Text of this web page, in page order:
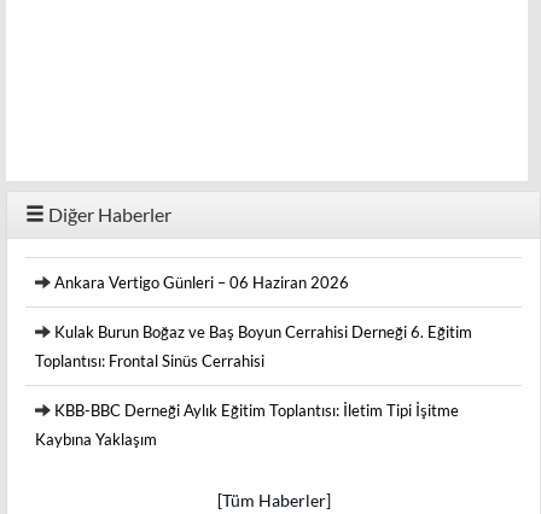
Diğer Haberler
Ankara Vertigo Günleri – 06 Haziran 2026
Kulak Burun Boğaz ve Baş Boyun Cerrahisi Derneği 6. Eğitim
Toplantısı: Frontal Sinüs Cerrahisi
KBB-BBC Derneği Aylık Eğitim Toplantısı: İletim Tipi İşitme
Kaybına Yaklaşım
[Tüm Haberler]